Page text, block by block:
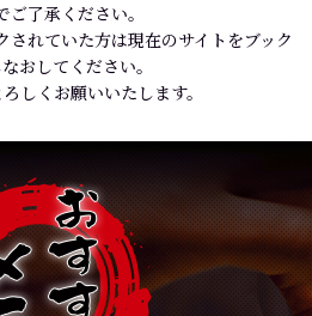
ご了承ください。
されていた方は現在のサイトをブック
おしてください。
しくお願いいたします。